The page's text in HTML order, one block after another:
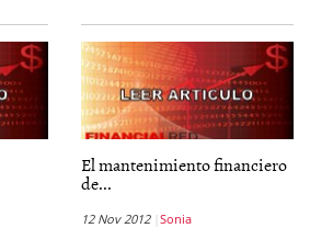
El mantenimiento financiero
de...
12 Nov 2012 Sonia